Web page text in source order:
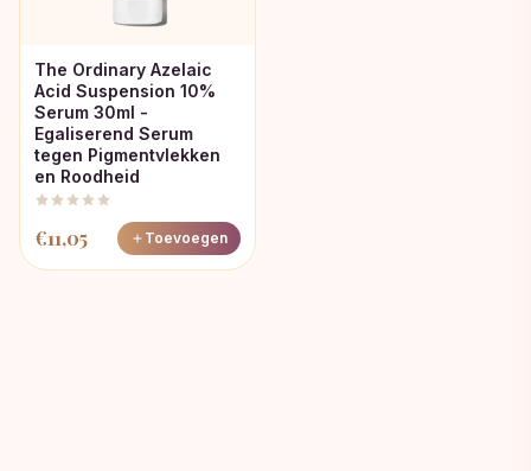
The Ordinary Azelaic
Acid Suspension 10%
Serum 30ml -
Egaliserend Serum
tegen Pigmentvlekken
en Roodheid
€11,05 Toevoegen